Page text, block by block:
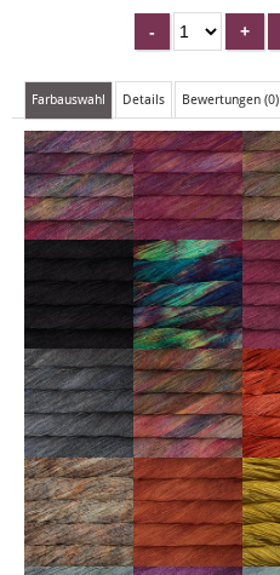
Farbauswahl Details Bewertungen (0)